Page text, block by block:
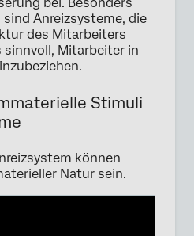
Anreizsysteme, die
des Mitarbeiters
sinnvoll, Mitarbeiter in
Stimuli
können
Natur sein.